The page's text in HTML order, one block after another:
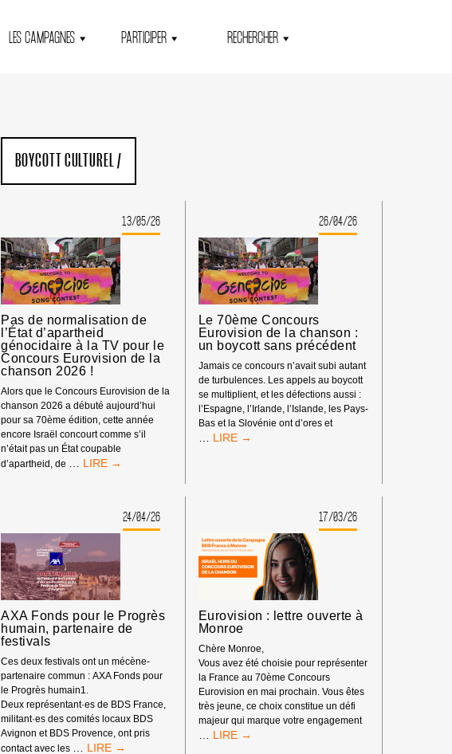
LES CAMPAGNES PARTICIPER RECHERCHER
BOYCOTT CULTUREL /
13/05/26
Pas de normalisation de
l’État d’apartheid
génocidaire à la TV pour le
Concours Eurovision de la
chanson 2026 !
Alors que le Concours Eurovision de la
chanson 2026 a débuté aujourd’hui
pour sa 70ème édition, cette année
encore Israël concourt comme s’il
n’était pas un État coupable
d’apartheid, de
PAS
D’APARTHEID
GÉNOCIDAIRE
À
LA
TV
LE
CONCOURS
DE
LA
CHANSON
2026
!
26/04/26
Le 70ème Concours
Eurovision de la chanson :
un boycott sans précédent
Jamais ce concours n’avait subi autant
de turbulences. Les appels au boycott
se multiplient, et les défections aussi :
l’Espagne, l’Irlande, l’Islande, les Pays-
Bas et la Slovénie ont d’ores et
LE
:
UN
BOYCOTT
SANS
PRÉCÉDENT
24/04/26
AXA Fonds pour le Progrès
humain, partenaire de
festivals
Ces deux festivals ont un mécène-
partenaire commun : AXA Fonds pour
le Progrès humain1.
Deux représentant·es de BDS France,
militant·es des comités locaux BDS
Avignon et BDS Provence, ont pris
contact avec les
AXA
17/03/26
Eurovision : lettre ouverte à
Monroe
Chère Monroe,
Vous avez été choisie pour représenter
la France au 70ème Concours
Eurovision en mai prochain. Vous êtes
très jeune, ce choix constitue un défi
majeur qui marque votre engagement
EUROVISION